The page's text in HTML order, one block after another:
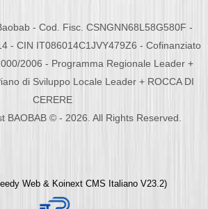
- Cod. Fisc. CSNGNN68L58G580F -
- CIN IT086014C1JVY479Z6 - Cofinanziato
2006 - Programma Regionale Leader +
di Sviluppo Locale Leader + ROCCA DI
CERERE
BAOBAB © - 2026. All Rights Reserved.
Web & Koinext CMS Italiano V23.2)